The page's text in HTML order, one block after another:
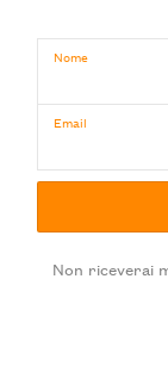
Nome
Email
Non riceverai